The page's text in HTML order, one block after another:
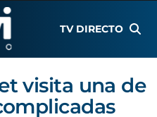
TV DIRECTO
visita una de